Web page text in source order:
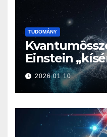
TUDOMÁNY
Einstein
távolhatása”
határán
2026.01.10.